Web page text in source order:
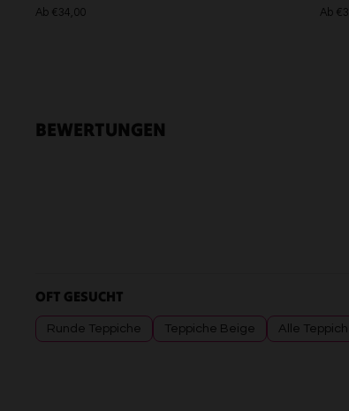
Ab €34,00
Ab
BEWERTUNGEN
OFT GESUCHT
Runde Teppiche Teppiche Beige Alle